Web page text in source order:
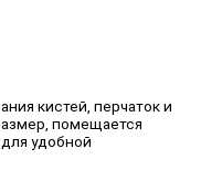
кистей, перчаток и
помещается
удобной